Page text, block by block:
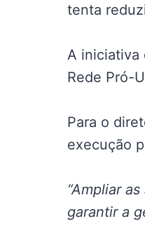
tenta
A iniciativa
Rede Pró-
Para o
execução
“Ampliar
garantir a